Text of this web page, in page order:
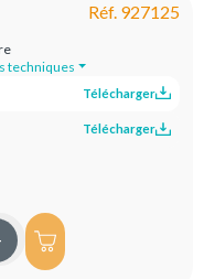
Réf. 927125
techniques
Télécharger
Télécharger